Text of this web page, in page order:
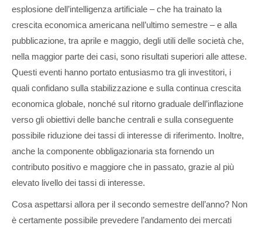
esplosione dell’intelligenza artificiale – che ha trainato la
crescita economica americana nell’ultimo semestre – e alla
pubblicazione, tra aprile e maggio, degli utili delle società che,
nella maggior parte dei casi, sono risultati superiori alle attese.
Questi eventi hanno portato entusiasmo tra gli investitori, i
quali confidano sulla stabilizzazione e sulla continua crescita
economica globale, nonché sul ritorno graduale dell’inflazione
verso gli obiettivi delle banche centrali e sulla conseguente
possibile riduzione dei tassi di interesse di riferimento. Inoltre,
anche la componente obbligazionaria sta fornendo un
contributo positivo e maggiore che in passato, grazie al più
elevato livello dei tassi di interesse.
Cosa aspettarsi allora per il secondo semestre dell’anno? Non
è certamente possibile prevedere l’andamento dei mercati